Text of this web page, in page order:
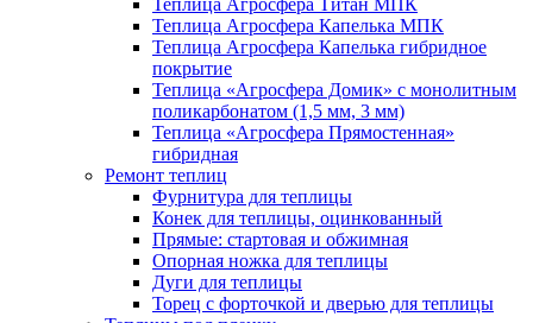
Теплица Агросфера Капелька МПК
Теплица Агросфера Капелька гибридное
покрытие
Теплица «Агросфера Домик» с монолитным
поликарбонатом (1,5 мм, 3 мм)
Теплица «Агросфера Прямостенная»
гибридная
Ремонт теплиц
Фурнитура для теплицы
Конек для теплицы, оцинкованный
Прямые: стартовая и обжимная
Опорная ножка для теплицы
Дуги для теплицы
Торец с форточкой и дверью для теплицы